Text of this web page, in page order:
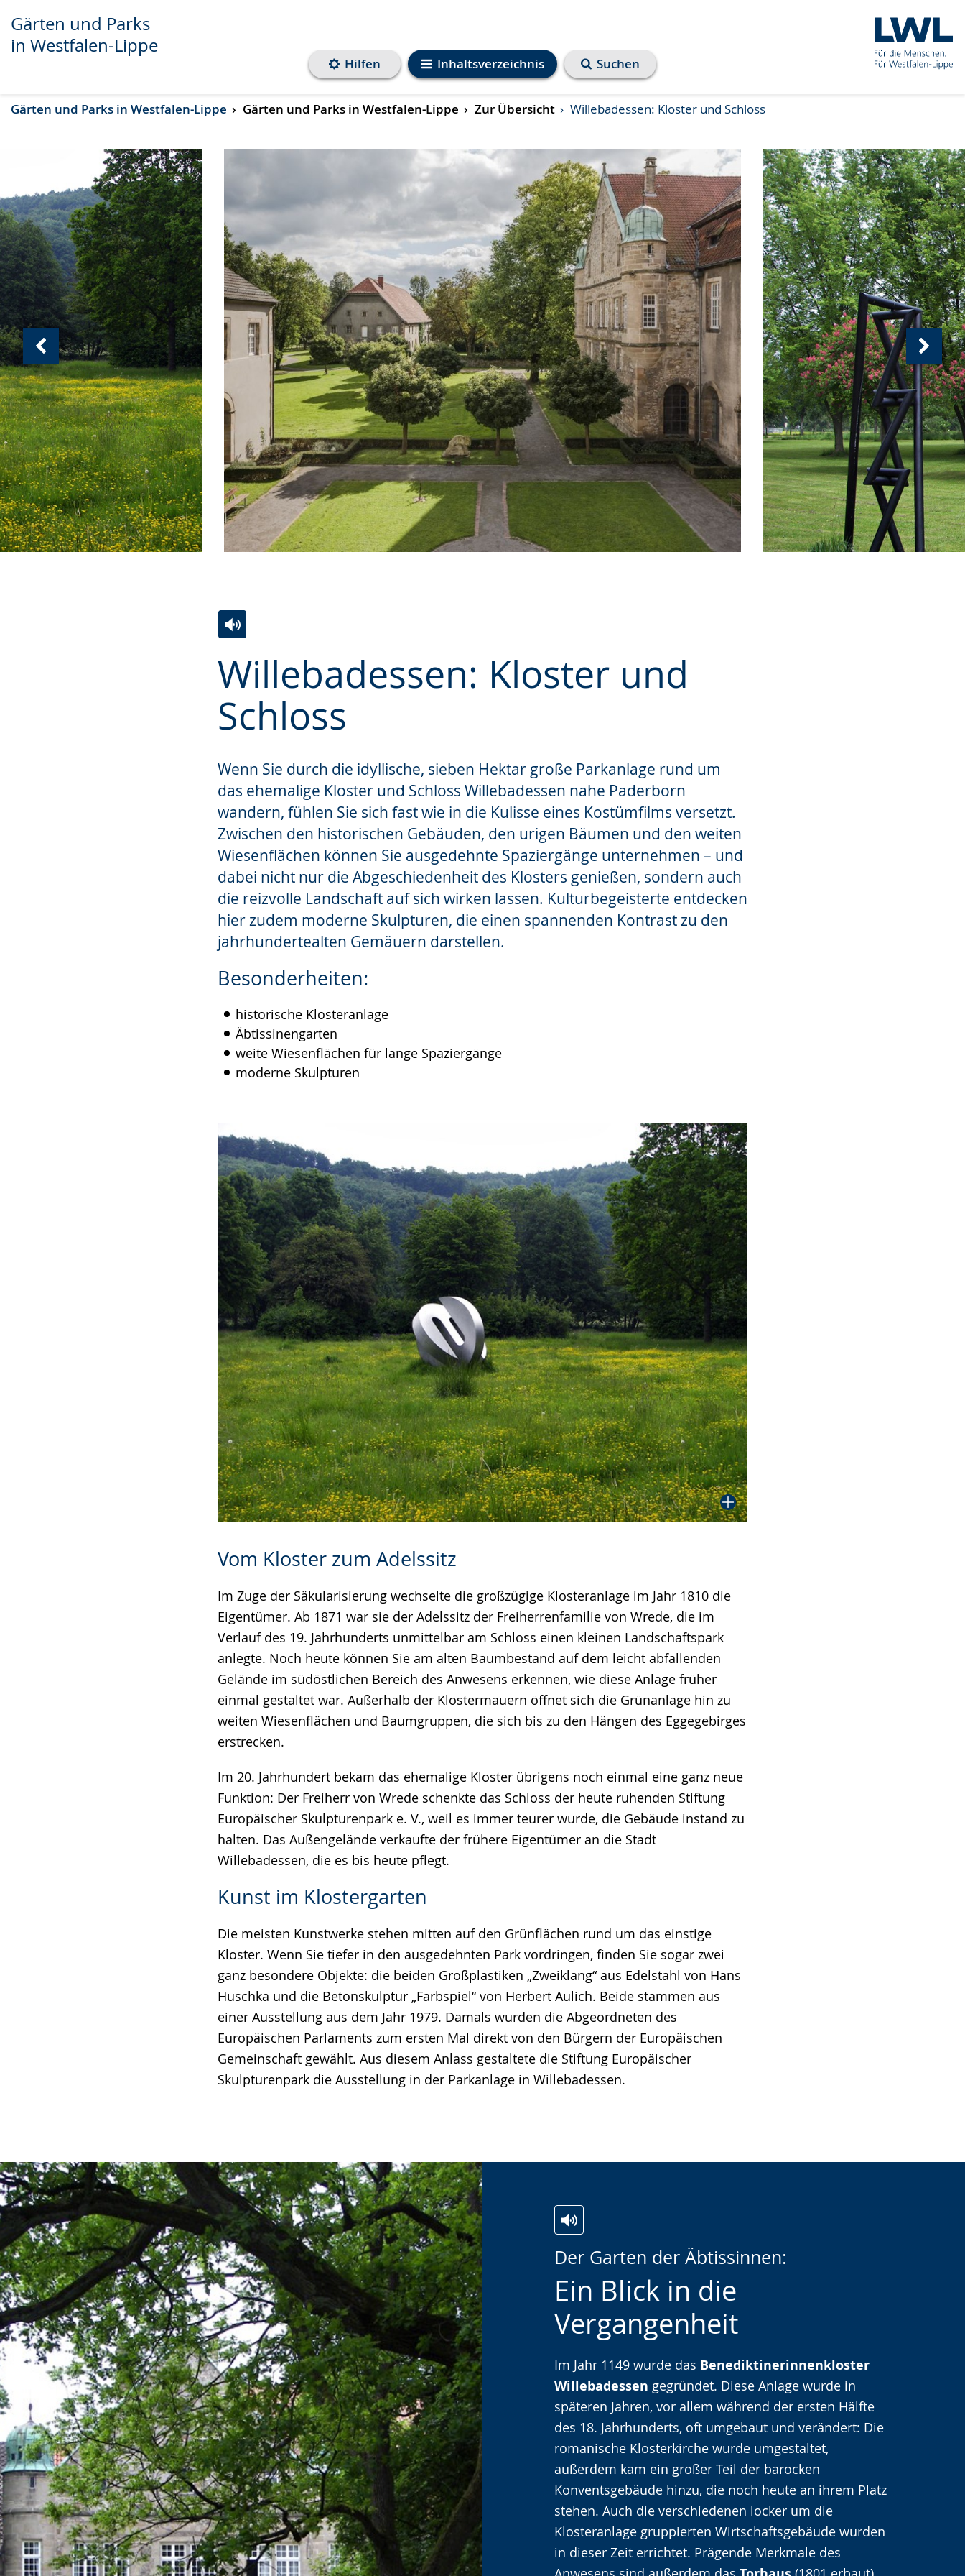
Transkript anzeigen
Abspielen
Pausieren
Gärten und Parks
in Westfalen-Lippe
Inhaltsverzeichnis
Hilfen Suchen
Gärten und Parks in Westfalen-Lippe Gärten und Parks in Westfalen-Lippe Zur Übersicht Willebadessen: Kloster und Schloss
Vorherige
Ansicht:
(
von
)
(
von
)
Willebadessen: Kloster und
Schloss
Wenn Sie durch die idyllische, sieben Hektar große Parkanlage rund um
das ehemalige Kloster und Schloss Willebadessen nahe Paderborn
wandern, fühlen Sie sich fast wie in die Kulisse eines Kostümfilms versetzt.
Zwischen den historischen Gebäuden, den urigen Bäumen und den weiten
Wiesenflächen können Sie ausgedehnte Spaziergänge unternehmen – und
dabei nicht nur die Abgeschiedenheit des Klosters genießen, sondern auch
die reizvolle Landschaft auf sich wirken lassen. Kulturbegeisterte entdecken
hier zudem moderne Skulpturen, die einen spannenden Kontrast zu den
jahrhundertealten Gemäuern darstellen.
Besonderheiten:
historische Klosteranlage
Äbtissinengarten
weite Wiesenflächen für lange Spaziergänge
moderne Skulpturen
Vom Kloster zum Adelssitz
Im Zuge der Säkularisierung wechselte die großzügige Klosteranlage im Jahr 1810 die
Eigentümer. Ab 1871 war sie der Adelssitz der Freiherrenfamilie von Wrede, die im
Verlauf des 19. Jahrhunderts unmittelbar am Schloss einen kleinen Landschaftspark
anlegte. Noch heute können Sie am alten Baumbestand auf dem leicht abfallenden
Gelände im südöstlichen Bereich des Anwesens erkennen, wie diese Anlage früher
einmal gestaltet war. Außerhalb der Klostermauern öffnet sich die Grünanlage hin zu
weiten Wiesenflächen und Baumgruppen, die sich bis zu den Hängen des Eggegebirges
erstrecken.
Im 20. Jahrhundert bekam das ehemalige Kloster übrigens noch einmal eine ganz neue
Funktion: Der Freiherr von Wrede schenkte das Schloss der heute ruhenden Stiftung
Europäischer Skulpturenpark e. V., weil es immer teurer wurde, die Gebäude instand zu
halten. Das Außengelände verkaufte der frühere Eigentümer an die Stadt
Willebadessen, die es bis heute pflegt.
Kunst im Klostergarten
Die meisten Kunstwerke stehen mitten auf den Grünflächen rund um das einstige
Kloster. Wenn Sie tiefer in den ausgedehnten Park vordringen, finden Sie sogar zwei
ganz besondere Objekte: die beiden Großplastiken „Zweiklang“ aus Edelstahl von Hans
Huschka und die Betonskulptur „Farbspiel“ von Herbert Aulich. Beide stammen aus
einer Ausstellung aus dem Jahr 1979. Damals wurden die Abgeordneten des
Europäischen Parlaments zum ersten Mal direkt von den Bürgern der Europäischen
Gemeinschaft gewählt. Aus diesem Anlass gestaltete die Stiftung Europäischer
Skulpturenpark die Ausstellung in der Parkanlage in Willebadessen.
Leichten
Sprache
wechseln.
Audio-
Unterstützung.
Video
in
Deutscher
Gebärdensprache
angezeigt.
Der Garten der Äbtissinnen:
Ein Blick in die
Vergangenheit
Im Jahr 1149 wurde das Benediktinerinnenkloster
Willebadessen gegründet. Diese Anlage wurde in
späteren Jahren, vor allem während der ersten Hälfte
des 18. Jahrhunderts, oft umgebaut und verändert: Die
romanische Klosterkirche wurde umgestaltet,
außerdem kam ein großer Teil der barocken
Konventsgebäude hinzu, die noch heute an ihrem Platz
stehen. Auch die verschiedenen locker um die
Klosteranlage gruppierten Wirtschaftsgebäude wurden
in dieser Zeit errichtet. Prägende Merkmale des
Leichten
Sprache
wechseln.
Audio-
Unterstützung.
Video
in
Deutscher
Gebärdensprache
angezeigt.